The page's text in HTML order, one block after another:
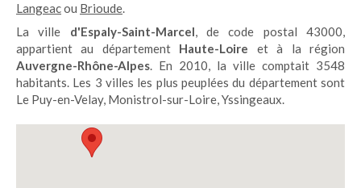
Langeacou Brioude.
La ville d'Espaly-Saint-Marcel, de code postal 43000,
appartient au département Haute-Loire et à la région
Auvergne-Rhône-Alpes. En 2010, la ville comptait 3548
habitants. Les 3 villes les plus peuplées du département sont
Le Puy-en-Velay, Monistrol-sur-Loire, Yssingeaux.